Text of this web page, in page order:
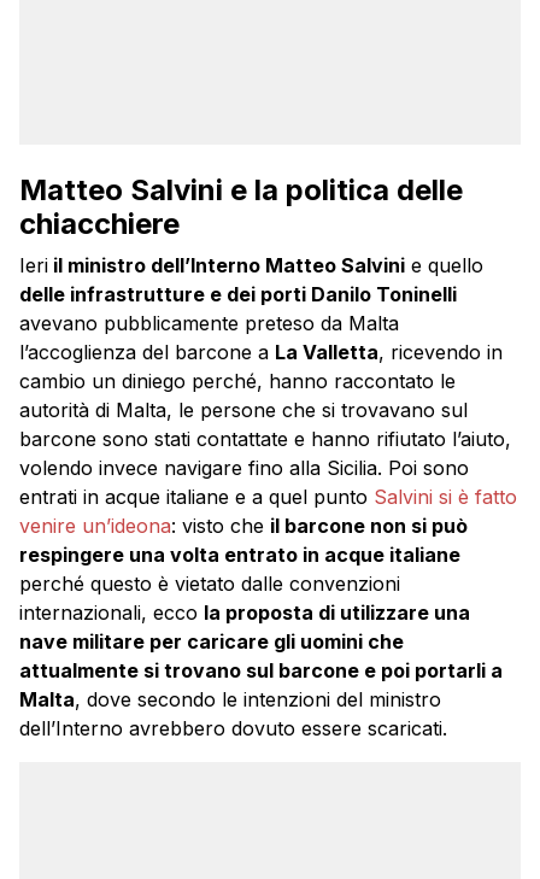
Matteo Salvini e la politica delle
chiacchiere
Ieri il ministro dell’Interno Matteo Salvini e quello
delle infrastrutture e dei porti Danilo Toninelli
avevano pubblicamente preteso da Malta
l’accoglienza del barcone a La Valletta, ricevendo in
cambio un diniego perché, hanno raccontato le
autorità di Malta, le persone che si trovavano sul
barcone sono stati contattate e hanno rifiutato l’aiuto,
volendo invece navigare fino alla Sicilia. Poi sono
entrati in acque italiane e a quel punto Salvini si è fatto
venire un’ideona: visto che il barcone non si può
respingere una volta entrato in acque italiane
perché questo è vietato dalle convenzioni
internazionali, ecco la proposta di utilizzare una
nave militare per caricare gli uomini che
attualmente si trovano sul barcone e poi portarli a
Malta, dove secondo le intenzioni del ministro
dell’Interno avrebbero dovuto essere scaricati.